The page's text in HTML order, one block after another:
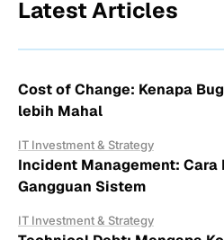
Latest Articles
Cost of Change: Kenapa
lebih Mahal
IT Investment & Strategy
Incident Management: Cara
Gangguan Sistem
IT Investment & Strategy